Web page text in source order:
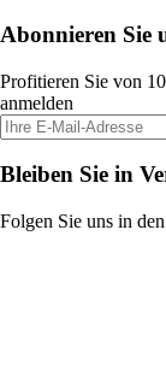
Abonnieren Sie
Profitieren Sie von
anmelden
Bleiben Sie in
Folgen Sie uns in